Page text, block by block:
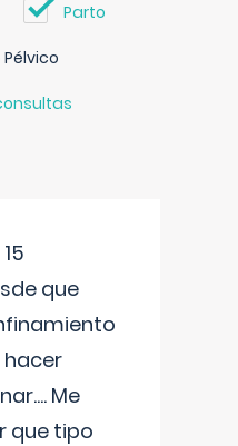
Parto
Pélvico
que
hacer
Me
que tipo